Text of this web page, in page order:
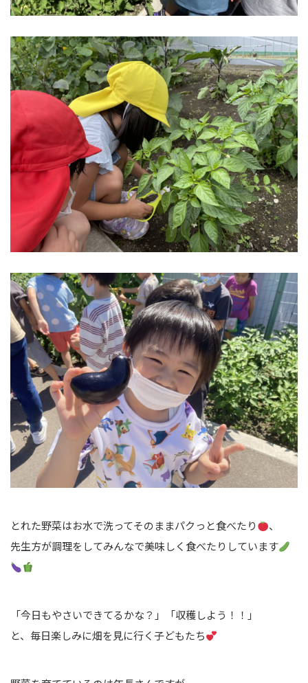
とれた野菜はお水で洗ってそのままパクっと食べたり
、
先生方が調理をしてみんなで美味しく食べたりしています
「今日もやさいできてるかな？」「収穫しよう！！」
と、毎日楽しみに畑を見に行く子どもたち